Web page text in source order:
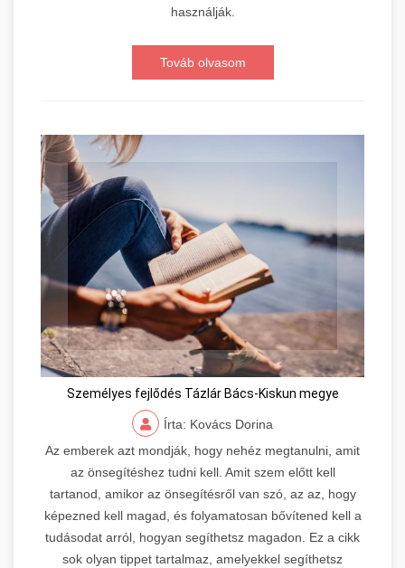
használják.
Továb olvasom
Személyes fejlődés Tázlár Bács-Kiskun megye
Írta: Kovács Dorina
Az emberek azt mondják, hogy nehéz megtanulni, amit
az önsegítéshez tudni kell. Amit szem előtt kell
tartanod, amikor az önsegítésről van szó, az az, hogy
képezned kell magad, és folyamatosan bővítened kell a
tudásodat arról, hogyan segíthetsz magadon. Ez a cikk
sok olyan tippet tartalmaz, amelyekkel segíthetsz